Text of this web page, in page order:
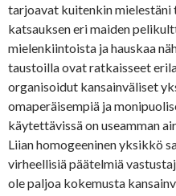
tarjoavat kuitenkin
katsauksen eri maiden
mielenkiintoista ja hauskaa
taustoilla ovat ratkaisseet
organisoidut kansainväliset
omaperäisempiä ja
käytettävissä on useamman
Liian homogeeninen yksikkö
virheellisiä päätelmiä
ole paljoa kokemusta